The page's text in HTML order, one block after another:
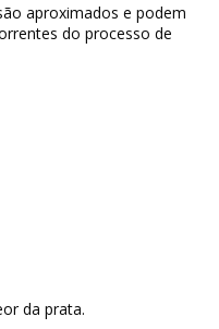
aproximados e podem
do processo de
da prata.